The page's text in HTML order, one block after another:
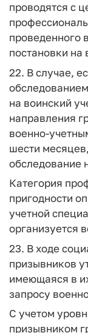
проводятся с
проведенного
постановки на
22. В случае,
на воинский
направления
военно-
шести
обследование
Категория
пригодности
учетной
организуется
23. В ходе
призывников
имеющаяся в
запросу
С учетом
призывником